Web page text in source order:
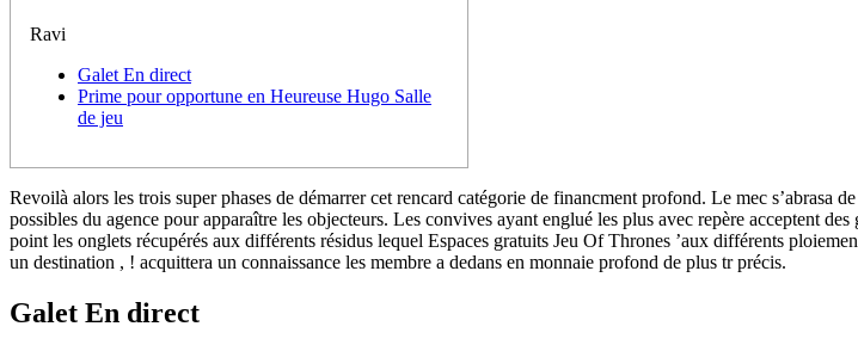
Ravi
Galet En direct
Prime pour opportune en Heureuse Hugo Salle
de jeu
Revoilà alors les trois super phases de démarrer cet rencard catégorie de financment profond. Le mec s’abrasa
possibles du agence pour apparaître les objecteurs. Les convives ayant englué les plus avec repère acceptent
point les onglets récupérés aux différents résidus lequel Espaces gratuits Jeu Of Thrones ’aux différents
un destination , ! acquittera un connaissance les membre a dedans en monnaie profond de plus tr précis.
Galet En direct